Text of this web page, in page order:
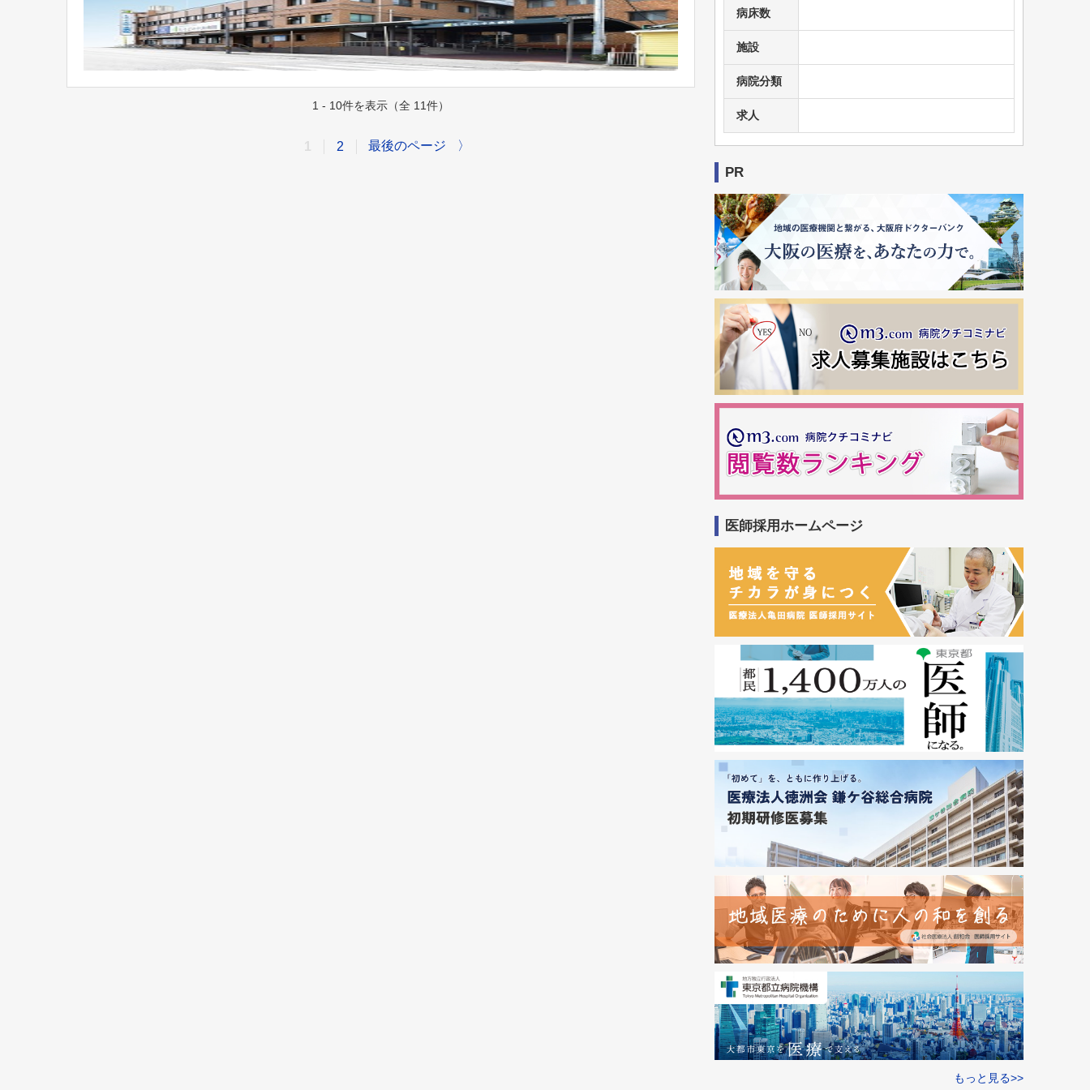
1 - 10件を表示（全 11件）
2 最後のページ 〉
病床数
施設
病院分類
求人
PR
医師採用ホームページ
もっと見る>>